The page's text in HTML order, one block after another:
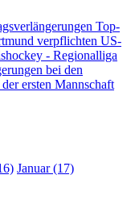
Top-
verpflichten US-
- Regionalliga
bei den
ersten Mannschaft
Januar (17)